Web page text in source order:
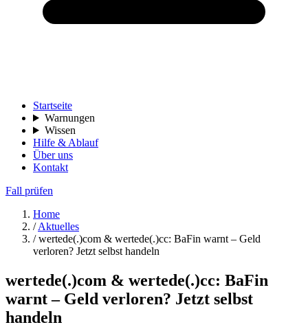
Startseite
Warnungen
Wissen
Hilfe & Ablauf
Über uns
Kontakt
Fall prüfen
Home
/ Aktuelles
/ wertede(.)com & wertede(.)cc: BaFin warnt – Geld
verloren? Jetzt selbst handeln
wertede(.)com & wertede(.)cc: BaFin
warnt – Geld verloren? Jetzt selbst
handeln